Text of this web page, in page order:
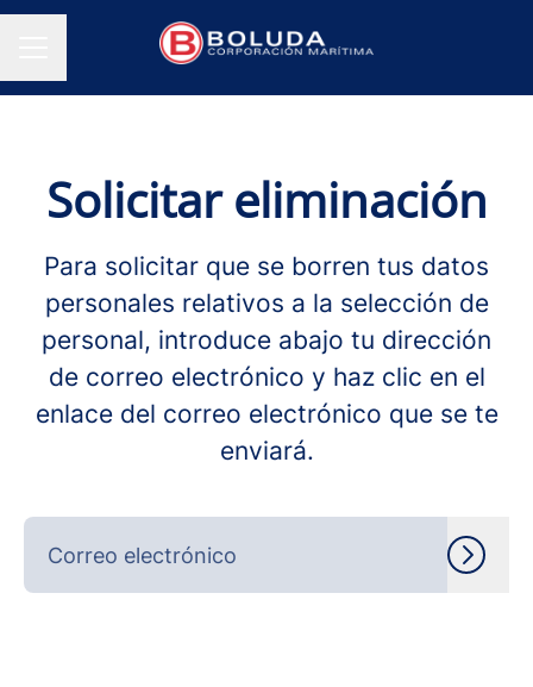
MENÚ DE EMPLEO
Solicitar eliminación
Para solicitar que se borren tus datos
personales relativos a la selección de
personal, introduce abajo tu dirección
de correo electrónico y haz clic en el
enlace del correo electrónico que se te
enviará.